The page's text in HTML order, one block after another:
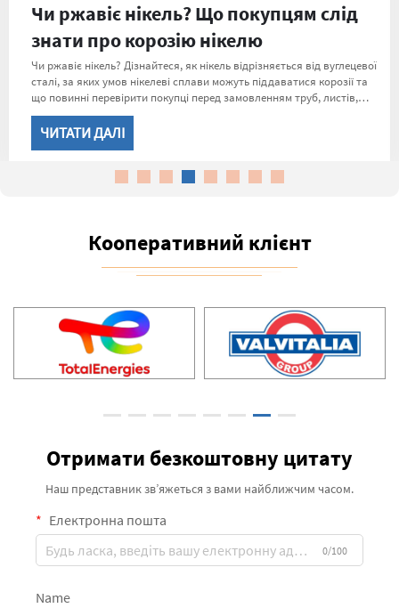
Чи ржавіє нікель? Що покупцям слід
знати про корозію нікелю
Чи ржавіє нікель? Дізнайтеся, як нікель відрізняється від вуглецевої
сталі, за яких умов нікелеві сплави можуть піддаватися корозії та
що повинні перевірити покупці перед замовленням труб, листів,
прутків або інших матеріалів на основі нікелевих сплавів.
ЧИТАТИ ДАЛІ
Кооперативний клієнт
Отримати безкоштовну цитату
Наш представник зв’яжеться з вами найближчим часом.
Електронна пошта
0/100
Name